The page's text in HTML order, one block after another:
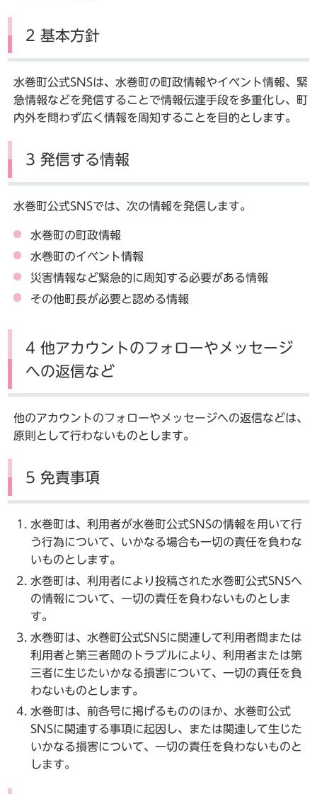
2 基本方針
水巻町公式SNSは、水巻町の町政情報やイベント情報、緊
急情報などを発信することで情報伝達手段を多重化し、町
内外を問わず広く情報を周知することを目的とします。
3 発信する情報
水巻町公式SNSでは、次の情報を発信します。
水巻町の町政情報
水巻町のイベント情報
災害情報など緊急的に周知する必要がある情報
その他町長が必要と認める情報
4 他アカウントのフォローやメッセージ
への返信など
他のアカウントのフォローやメッセージへの返信などは、
原則として行わないものとします。
5 免責事項
水巻町は、利用者が水巻町公式SNSの情報を用いて行
う行為について、いかなる場合も一切の責任を負わな
いものとします。
水巻町は、利用者により投稿された水巻町公式SNSへ
の情報について、一切の責任を負わないものとしま
す。
水巻町は、水巻町公式SNSに関連して利用者間または
利用者と第三者間のトラブルにより、利用者または第
三者に生じたいかなる損害について、一切の責任を負
わないものとします。
水巻町は、前各号に掲げるもののほか、水巻町公式
SNSに関連する事項に起因し、または関連して生じた
いかなる損害について、一切の責任を負わないものと
します。